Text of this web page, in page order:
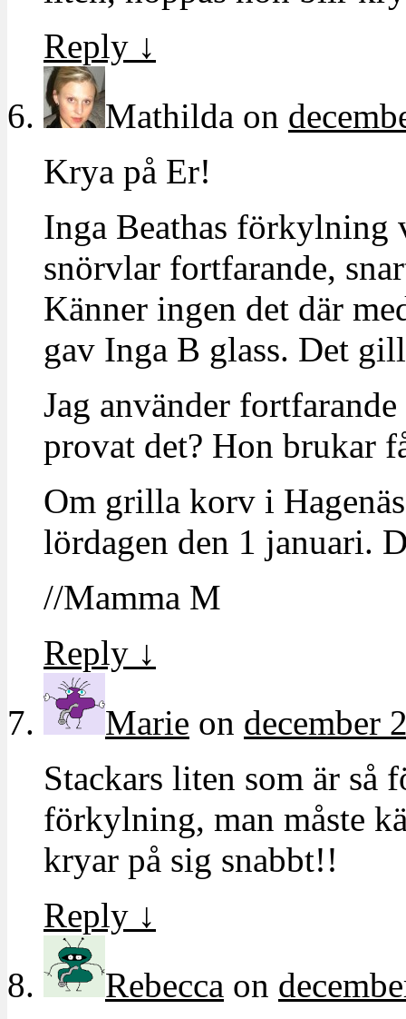
Reply ↓
Mathilda on
Krya på Er!
Inga Beathas förkylning
snörvlar fortfarande,
Känner ingen det där
gav Inga B glass. Det
Jag använder
provat det? Hon brukar
Om grilla korv i
lördagen den 1 januari.
//Mamma M
Reply ↓
Marie on december
Stackars liten som är
förkylning, man måste
kryar på sig snabbt!!
Reply ↓
Rebecca on